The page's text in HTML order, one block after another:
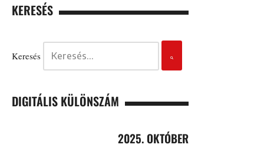
KERESÉS
Keresés
DIGITÁLIS KÜLÖNSZÁM
2025. OKTÓBER